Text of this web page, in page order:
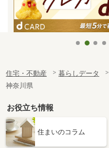
住宅・不動産 暮らしデータ
神奈川県
お役立ち情報
住まいのコラム